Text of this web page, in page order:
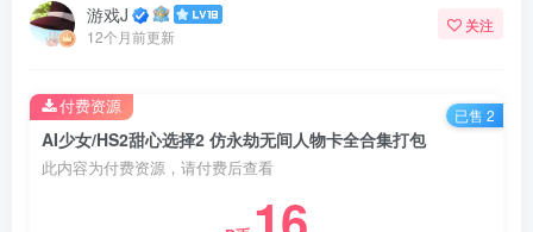
游戏J
12个月前更新
关注
AI少女/HS2甜心选择2 仿永劫无间人物卡全合集打包
此内容为付费资源，请付费后查看
付费资源 已售 2